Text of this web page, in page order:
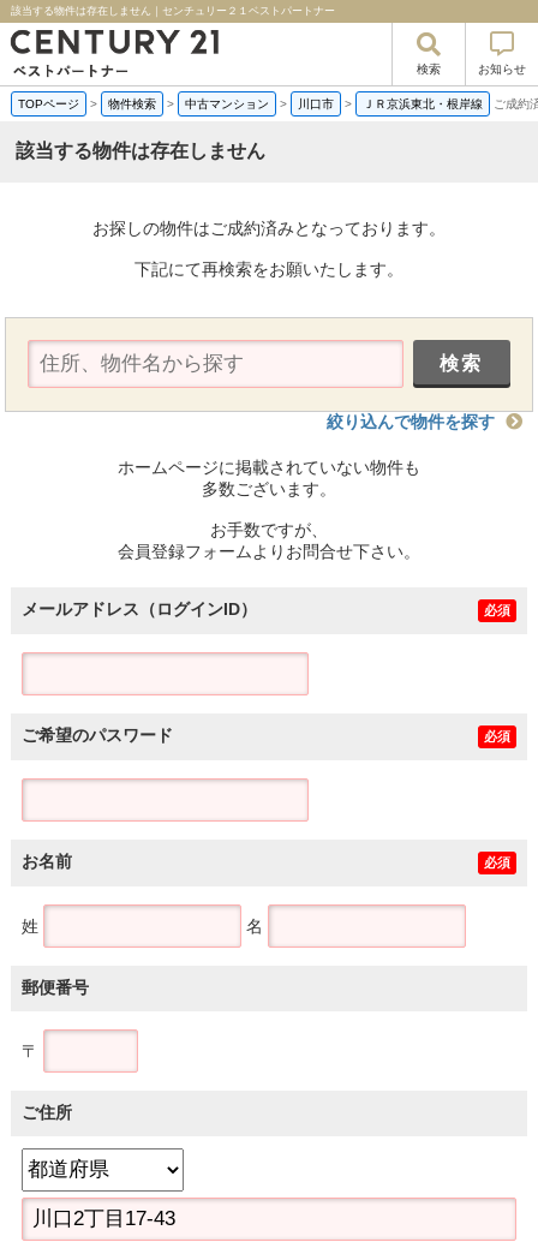
該当する物件は存在しません｜センチュリー２１ベストパートナー
検索 お知らせ
TOPページ > 物件検索 > 中古マンション > 川口市 > ＪＲ京浜東北・根岸線 ご成約
該当する物件は存在しません
お探しの物件はご成約済みとなっております。
下記にて再検索をお願いたします。
絞り込んで物件を探す
ホームページに掲載されていない物件も
多数ございます。
お手数ですが、
会員登録フォームよりお問合せ下さい。
メールアドレス（ログインID） 必須
ご希望のパスワード 必須
お名前 必須
姓 名
郵便番号
〒
ご住所